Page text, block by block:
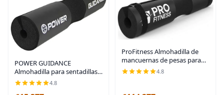
POWER GUIDANCE
Almohadilla para sentadillas –
Almohadilla protectora para
cuello y hombros – Ideal para
4.8
ProFitness Almohadilla de
mancuernas de pesas para
sentadillas - Soportes para
sentadillas, desplantes
4.8